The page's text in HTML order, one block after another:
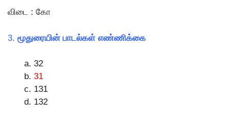
விடை : கோ
3. மூதுரையின் பாடல்கள் எண்ணிக்கை
32
31
131
132